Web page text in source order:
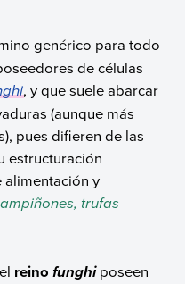
genérico para todo
de células
, y que suele abarcar
(aunque más
pues difieren de las
estructuración
y
trufas
reino funghi poseen